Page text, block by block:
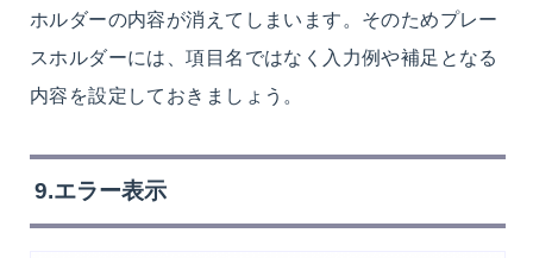
ホルダーの内容が消えてしまいます。そのためプレー
スホルダーには、項目名ではなく入力例や補足となる
内容を設定しておきましょう。
9.エラー表示